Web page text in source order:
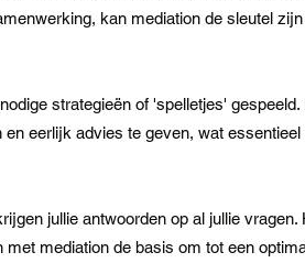
kan mediation de sleutel
strategieën of 'spelletjes' gespeeld.
eerlijk advies te geven, wat essentieel
jullie antwoorden op al jullie vragen.
mediation de basis om tot een